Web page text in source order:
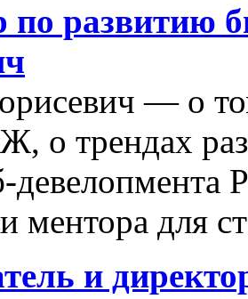
по развитию
— о
о трендах
девелопмента
ментора для
и